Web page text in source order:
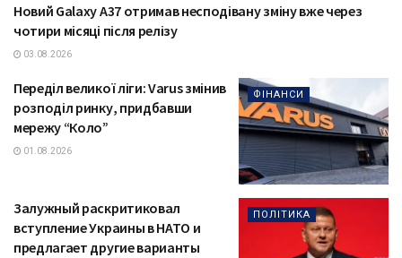
ТЕХНОЛОГІЇ
Новий Galaxy A37 отримав несподівану зміну вже через
чотири місяці після релізу
03.08.2026
ФІНАНСИ
Переділ великої ліги: Varus змінив
розподіл ринку, придбавши
мережу “Коло”
01.08.2026
ПОЛІТИКА
Залужный раскритиковал
вступление Украины в НАТО и
предлагает другие варианты